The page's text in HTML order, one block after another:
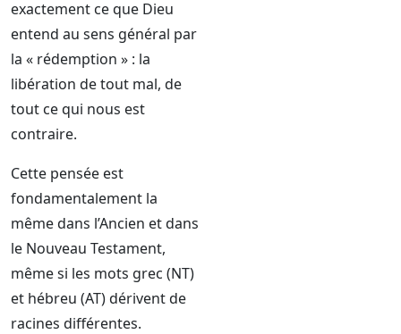
exactement ce que Dieu
entend au sens général par
la « rédemption » : la
libération de tout mal, de
tout ce qui nous est
contraire.
Cette pensée est
fondamentalement la
même dans l’Ancien et dans
le Nouveau Testament,
même si les mots grec (NT)
et hébreu (AT) dérivent de
racines différentes.